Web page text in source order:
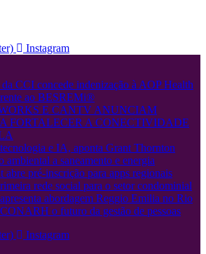
Instagram
CCI concede indenização à AOP Health
ao BESREMi®
E CANTV ANUNCIAM
FORTALECER A CONECTIVIDADE
e IA, aponta Grant Thornton
ambiental a saneamento e energia
abre pré-inscrição para apps regionais
rede social para o setor condominial
abordagem Reggio Emilia no Rio
o futuro da gestão de pessoas
Instagram